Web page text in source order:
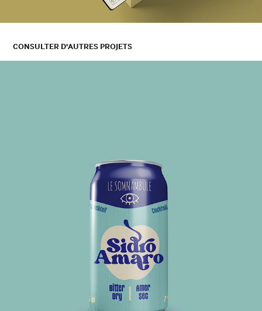
CONSULTER D'AUTRES PROJETS
ÉTIQUETTE BOISSON SIDRO AMARO
2023